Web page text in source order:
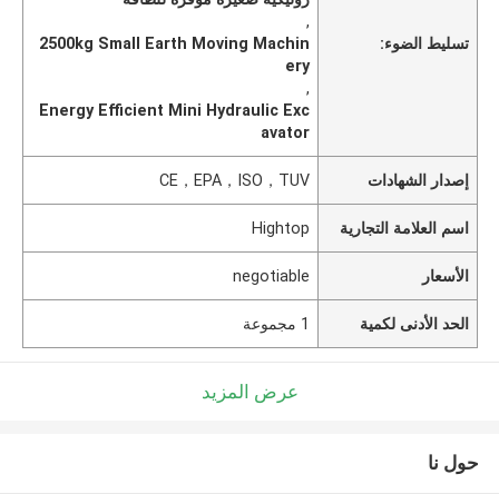
تسليط الضوء:
,
2500kg Small Earth Moving Machin
ery
,
Energy Efficient Mini Hydraulic Exc
avator
إصدار الشهادات CE，EPA，ISO，TUV
اسم العلامة التجارية Hightop
الأسعار negotiable
الحد الأدنى لكمية 1 مجموعة
عرض المزيد
حول نا